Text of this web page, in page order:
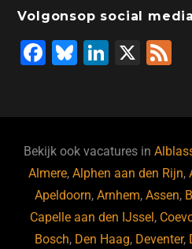
Volgonsop social media
F
b
o
o
k
Bl
ky
Li
dI
n
X
Bekijk ook vacatures in
Almere,Alphen aan den Rijn,
Apeldoorn,Arnhem,Assen,
Capelle aan den IJssel,
Bosch, Den Haag, Deventer,